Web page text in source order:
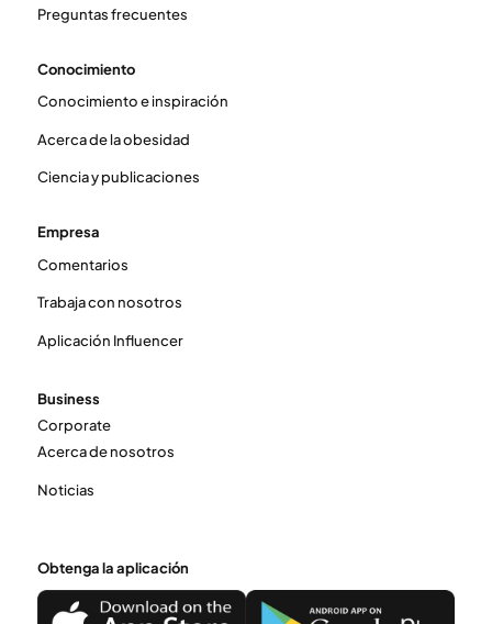
Preguntas frecuentes
Conocimiento
Conocimiento e inspiración
Acerca de la obesidad
Ciencia y publicaciones
Empresa
Comentarios
Trabaja con nosotros
Aplicación Influencer
Business
Corporate
Acerca de nosotros
Noticias
Obtenga la aplicación